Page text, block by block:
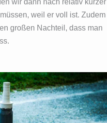
wir dann nach relativ kurzer
weil er voll ist. Zudem
großen Nachteil, dass man